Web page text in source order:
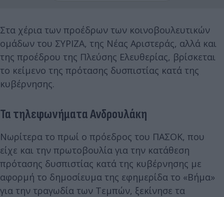
Στα χέρια των προέδρων των κοινοβουλευτικών
ομάδων του ΣΥΡΙΖΑ, της Νέας Αριστεράς, αλλά και
της προέδρου της Πλεύσης Ελευθερίας, βρίσκεται
το κείμενο της πρότασης δυσπιστίας κατά της
κυβέρνησης.
Τα τηλεφωνήματα Ανδρουλάκη
Νωρίτερα το πρωί ο πρόεδρος του ΠΑΣΟΚ, που
είχε και την πρωτοβουλία για την κατάθεση
πρότασης δυσπιστίας κατά της κυβέρνησης με
αφορμή το δημοσίευμα της εφημερίδα το «Βήμα»
για την τραγωδία των Τεμπών, ξεκίνησε τα